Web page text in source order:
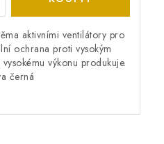
aktivními ventilátory pro
ochrana proti vysokým
výkonu produkuje.
černá